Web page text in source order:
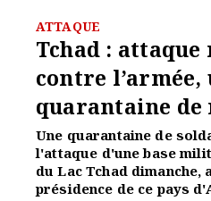
ATTAQUE
Tchad :
contre l’armée,
quarantaine de
Une quarantaine de
l'attaque d'une base
du Lac Tchad dimanche,
présidence de ce pays